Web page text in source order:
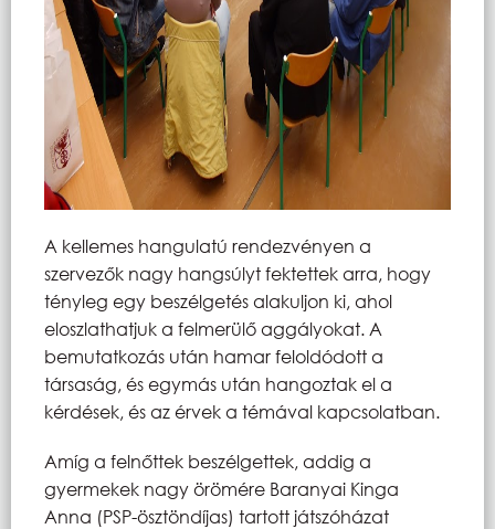
A kellemes hangulatú rendezvényen a
szervezők nagy hangsúlyt fektettek arra, hogy
tényleg egy beszélgetés alakuljon ki, ahol
eloszlathatjuk a felmerülő aggályokat. A
bemutatkozás után hamar feloldódott a
társaság, és egymás után hangoztak el a
kérdések, és az érvek a témával kapcsolatban.
Amíg a felnőttek beszélgettek, addig a
gyermekek nagy örömére Baranyai Kinga
Anna (PSP-ösztöndíjas) tartott játszóházat